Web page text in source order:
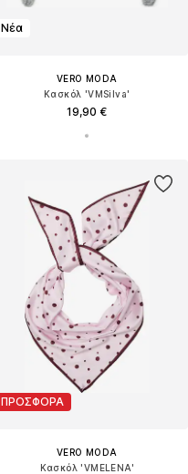
Νέα
VERO MODA
Κασκόλ 'VMSilva'
19,90 €
ΠΡΟΣΦΟΡΑ
VERO MODA
Κασκόλ 'VMELENA'